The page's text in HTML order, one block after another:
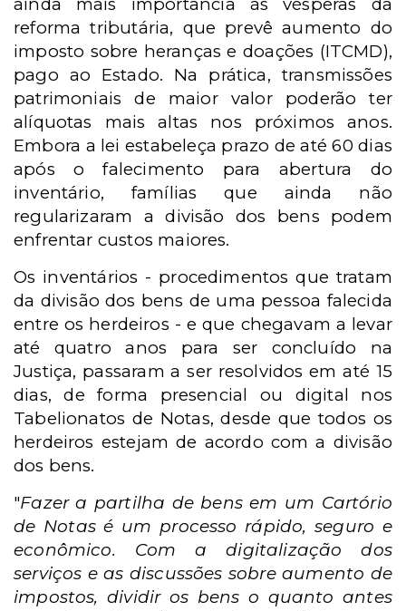
reforma tributária, que prevê aumento do
imposto sobre heranças e doações (ITCMD),
pago ao Estado. Na prática, transmissões
patrimoniais de maior valor poderão ter
alíquotas mais altas nos próximos anos.
Embora a lei estabeleça prazo de até 60 dias
após o falecimento para abertura do
inventário, famílias que ainda não
regularizaram a divisão dos bens podem
enfrentar custos maiores.
Os inventários - procedimentos que tratam
da divisão dos bens de uma pessoa falecida
entre os herdeiros - e que chegavam a levar
até quatro anos para ser concluído na
Justiça, passaram a ser resolvidos em até 15
dias, de forma presencial ou digital nos
Tabelionatos de Notas, desde que todos os
herdeiros estejam de acordo com a divisão
dos bens.
"Fazer a partilha de bens em um Cartório
de Notas é um processo rápido, seguro e
econômico. Com a digitalização dos
serviços e as discussões sobre aumento de
impostos, dividir os bens o quanto antes